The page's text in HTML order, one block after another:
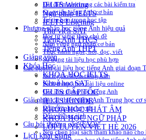
IELTS Writing
Ngữ pháp IELTS
IELTS Listening
Thư viện SAT
Tiếng Anh THCS
Tiếng Anh THPT
Giảng viên
Khóa Học
KHOÁ HỌC IELTS
Khoá học SAT
IELTS CẤP TỐC
IELTS JUNIOR
KHÓA HỌC PHÁT ÂM
KHOÁ HỌC NGỮ PHÁP
LỚP LUYỆN VIẾT HÈ 2026
Lịch khai giảng
Đạt điểm cao trong các bài kiểm tra
Giao tiếp tiếng Anh cơ bản
Tự tin hơn trong học tập
Phương pháp học tiếng Anh hiệu quả
Học từ vựng theo chủ đề
Nắm vững ngữ pháp cơ bản
Thực hành nghe, nói, đọc, viết
Sử dụng tài liệu học phù hợp
Các nguồn tài liệu học tiếng Anh giai đoạn
Sách giáo khoa tiếng Anh
Sách tham khảo, tài liệu online
Các ứng dụng học tiếng Anh
Giải pháp cải thiện tiếng Anh Trung học cơ
Đối với phụ huynh
Đối với học sinh
Câu hỏi thường gặp (FAQ)
Nên chọn loại sách tham khảo nào